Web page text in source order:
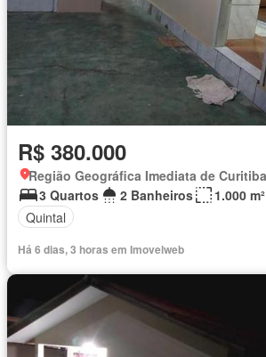
R$ 380.000
3 Quartos
2 Banheiros
1.000 m²
Quintal
Há 6 dias, 3 horas em Imovelweb